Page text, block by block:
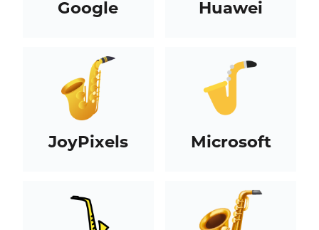
Google Huawei
JoyPixels Microsoft